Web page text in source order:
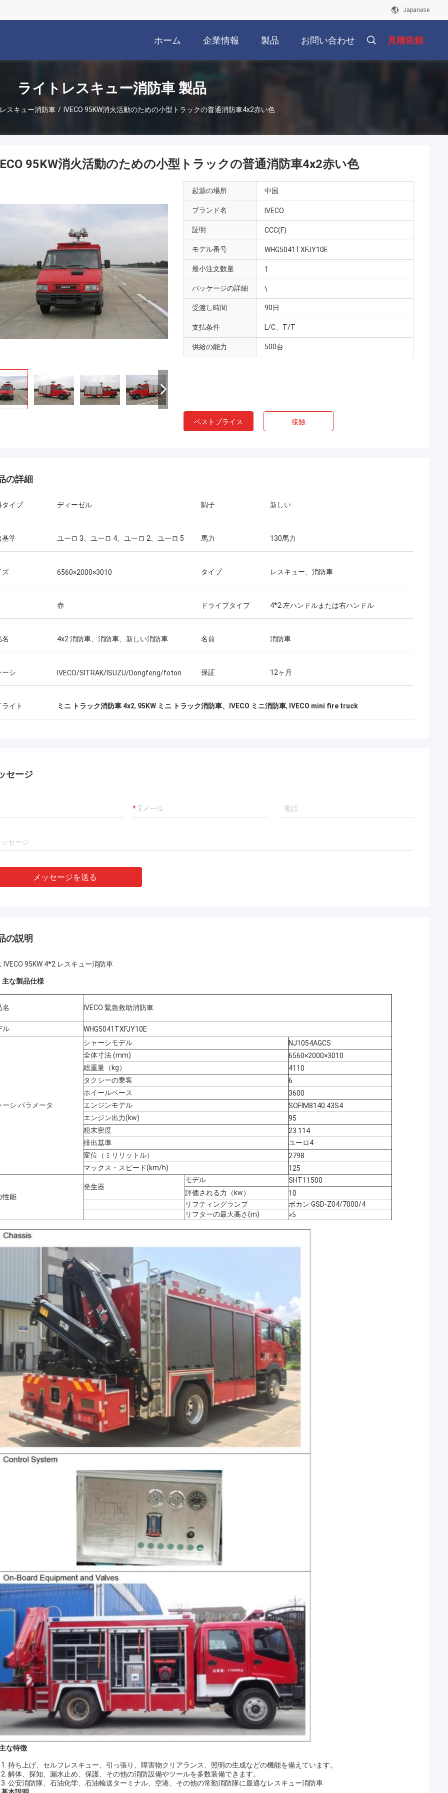
Japanese
ホーム 企業情報 製品 お問い合わせ 見積依頼
ライトレスキュー消防車 製品
スキュー消防車 / IVECO 95KW消火活動のための小型トラックの普通消防車4x2赤い色
95KW消火活動のための小型トラックの普通消防車4x2赤い色
起源の場所 中国
ブランド名 IVECO
証明 CCC(F)
モデル番号 WHG5041TXFJY10E
最小注文数量 1
パッケージの詳細 \
受渡し時間 90日
支払条件 L/C、T/T
供給の能力 500台
ベストプライス 接触
の詳細
タイプ ディーゼル 調子 新しい
基準 ユーロ 3、ユーロ 4、ユーロ 2、ユーロ 5 馬力 130馬力
ズ 6560×2000×3010 タイプ レスキュー、消防車
赤 ドライブタイプ 4*2 左ハンドルまたは右ハンドル
名 4x2 消防車、消防車、新しい消防車 名前 消防車
ーシ IVECO/SITRAK/ISUZU/Dongfeng/foton 保証 12ヶ月
イト ミニ トラック消防車 4x2, 95KW ミニ トラック消防車、IVECO ミニ消防車, IVECO mini fire truck
セージ
メッセージを送る
の説明
IVECO 95KW 4*2 レスキュー消防車
主な製品仕様
名 IVECO 緊急救助消防車
ル WHG5041TXFJY10E
ーシ パラメータ
シャーシモデル
NJ1054AGCS
全体寸法 (mm)
6560×2000×3010
総重量（kg）
4110
タクシーの乗客
6
ホイールベース
3600
エンジンモデル
SOFIM8140.43S4
エンジン出力(kw)
95
粉末密度
23.114
排出基準
ユーロ4
変位（ミリリットル）
2798
マックス・スピード(km/h) 125
性能
発生器
モデル
SHT11500
評価される力（kw）
10
リフティングランプ
ボカン GSD-Z04/7000/4
リフターの最大高さ(m)
≥5
な特徴
持ち上げ、セルフレスキュー、引っ張り、障害物クリアランス、照明の生成などの機能を備えています。
解体、探知、漏水止め、保護、その他の消防設備やツールを多数装備できます。
公安消防隊、石油化学、石油輸送ターミナル、空港、その他の常勤消防隊に最適なレスキュー消防車